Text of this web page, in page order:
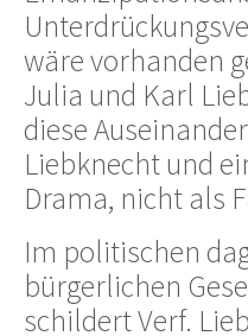
wäre vorhanden
Julia und Karl
diese
Liebknecht und
Drama, nicht als
Im politischen
bürgerlichen
schildert Verf.